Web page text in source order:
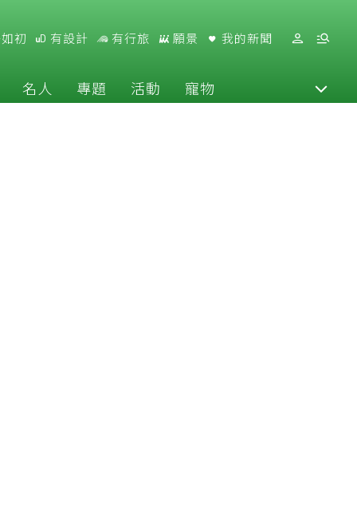
初 有設計 有行旅 願景 我的新聞
名人 專題 活動 寵物